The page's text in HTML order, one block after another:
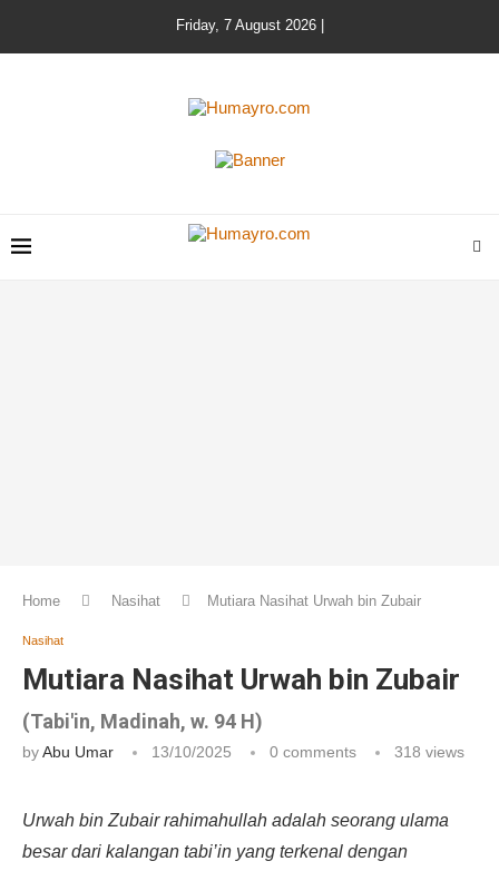
Friday, 7 August 2026 |
Home Nasihat Mutiara Nasihat Urwah bin Zubair
Nasihat
Mutiara Nasihat Urwah bin Zubair
(Tabi'in, Madinah, w. 94 H)
byAbu Umar 13/10/2025 0 comments 318 views
Urwah bin Zubair rahimahullah adalah seorang ulama
besar dari kalangan tabi’in yang terkenal dengan